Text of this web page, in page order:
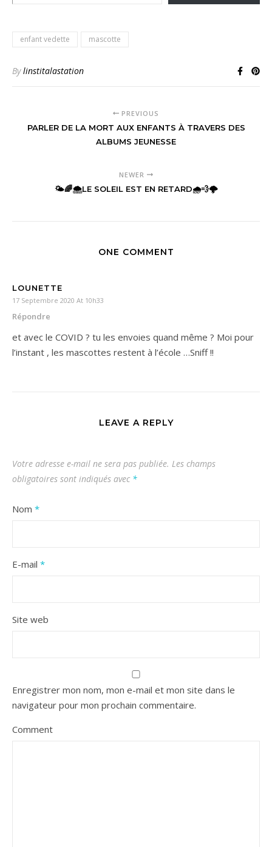
enfant vedette mascotte
Bylinstitalastation
PREVIOUS
PARLER DE LA MORT AUX ENFANTS À TRAVERS DES
ALBUMS JEUNESSE
NEWER
🌤🌈🌨LE SOLEIL EST EN RETARD🌧💨🌩
ONE COMMENT
LOUNETTE
17 Septembre 2020 At 10h33
Répondre
et avec le COVID ? tu les envoies quand même ? Moi pour
l’instant , les mascottes restent à l’école …Sniff !!
LEAVE A REPLY
Votre adresse e-mail ne sera pas publiée. Les champs
obligatoires sont indiqués avec *
Nom *
E-mail *
Site web
Enregistrer mon nom, mon e-mail et mon site dans le
navigateur pour mon prochain commentaire.
Comment